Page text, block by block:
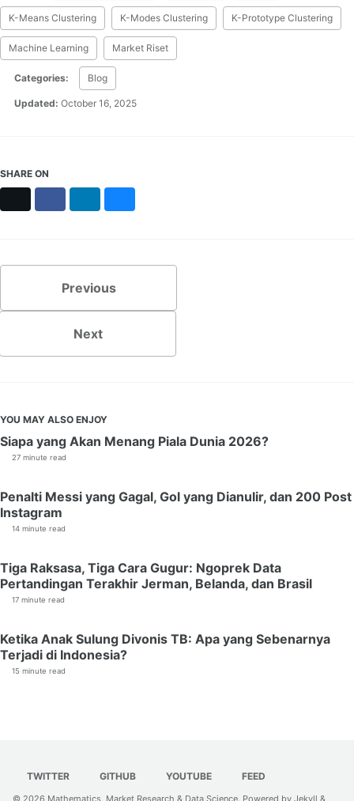
K-Means Clustering K-Modes Clustering K-Prototype Clustering
Machine Learning Market Riset
Categories: Blog
Updated: October 16, 2025
SHARE ON
Previous
Next
YOU MAY ALSO ENJOY
Siapa yang Akan Menang Piala Dunia 2026?
27 minute read
Penalti Messi yang Gagal, Gol yang Dianulir, dan 200 Post
Instagram
14 minute read
Tiga Raksasa, Tiga Cara Gugur: Ngoprek Data
Pertandingan Terakhir Jerman, Belanda, dan Brasil
17 minute read
Ketika Anak Sulung Divonis TB: Apa yang Sebenarnya
Terjadi di Indonesia?
15 minute read
TWITTER GITHUB YOUTUBE FEED
© 2026 Mathematics, Market Research & Data Science. Powered by Jekyll &